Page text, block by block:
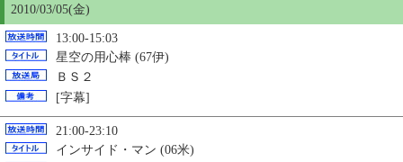
2010/03/05(金)
13:00-15:03
星空の用心棒 (67伊)
ＢＳ２
[字幕]
21:00-23:10
インサイド・マン (06米)